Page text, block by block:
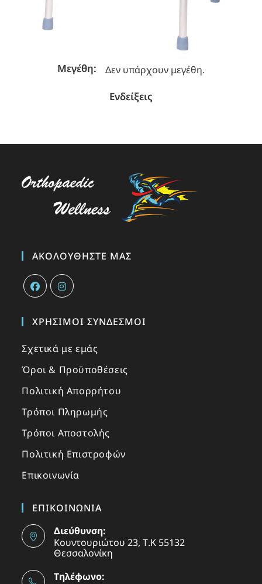
Μεγέθη: Δεν υπάρχουν μεγέθη.
Ενδείξεις
ΑΚΟΛΟΥΘΉΣΤΕ ΜΑΣ
ΧΡΉΣΙΜΟΙ ΣΎΝΔΕΣΜΟΙ
Σχετικά με εμάς
Όροι & Προϋποθέσεις
Πολιτική Απορρήτου
Τρόποι Πληρωμής
Τρόποι Αποστολής
Πολιτική Επιστροφών
Επικοινωνία
ΕΠΙΚΟΙΝΩΝΙΑ
Διεύθυνση:
Κουντουριώτου 23, Τ.Κ 55132
Θεσσαλονίκη
Τηλέφωνο: